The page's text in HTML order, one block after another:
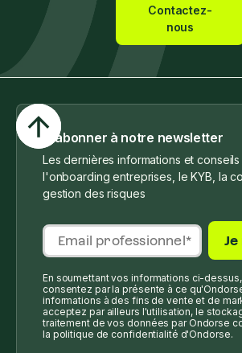
Contactez-
nous
S'abonner à notre newsletter
Les dernières informations et conseils
l'onboarding entreprises, le KYB, la
gestion des risques
En soumettant vos informations ci-
consentez par la présente à ce
informations à des fins de vente et de
acceptez par ailleurs l'utilisation, le
traitement de vos données par Ondorse
la politique de confidentialité d'Ondorse.